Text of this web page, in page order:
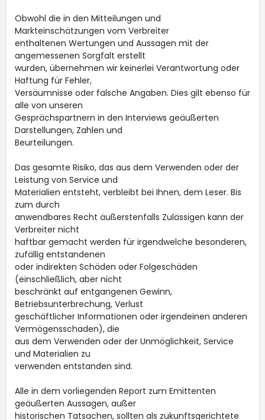
Obwohl die in den Mitteilungen und
Markteinschätzungen vom Verbreiter
enthaltenen Wertungen und Aussagen mit der
angemessenen Sorgfalt erstellt
wurden, übernehmen wir keinerlei Verantwortung oder
Haftung für Fehler,
Versäumnisse oder falsche Angaben. Dies gilt ebenso für
alle von unseren
Gesprächspartnern in den Interviews geäußerten
Darstellungen, Zahlen und
Beurteilungen.
Das gesamte Risiko, das aus dem Verwenden oder der
Leistung von Service und
Materialien entsteht, verbleibt bei Ihnen, dem Leser. Bis
zum durch
anwendbares Recht äußerstenfalls Zulässigen kann der
Verbreiter nicht
haftbar gemacht werden für irgendwelche besonderen,
zufällig entstandenen
oder indirekten Schäden oder Folgeschäden
(einschließlich, aber nicht
beschränkt auf entgangenen Gewinn,
Betriebsunterbrechung, Verlust
geschäftlicher Informationen oder irgendeinen anderen
Vermögensschaden), die
aus dem Verwenden oder der Unmöglichkeit, Service
und Materialien zu
verwenden entstanden sind.
Alle in dem vorliegenden Report zum Emittenten
geäußerten Aussagen, außer
historischen Tatsachen, sollten als zukunftsgerichtete